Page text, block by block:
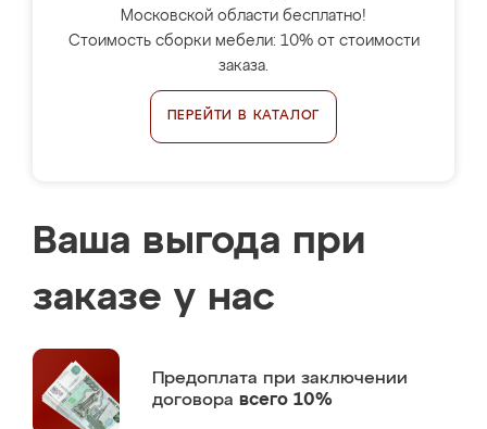
Московской области бесплатно!
Стоимость сборки мебели: 10% от стоимости
заказа.
ПЕРЕЙТИ В КАТАЛОГ
Ваша выгода при
заказе у нас
Предоплата при заключении
договора всего 10%